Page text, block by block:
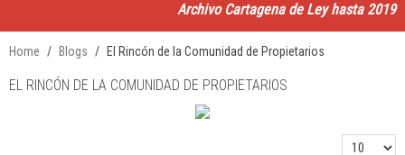
Archivo Cartagena de Ley hasta 2019
Home Blogs El Rincón de la Comunidad de Propietarios
EL RINCÓN DE LA COMUNIDAD DE PROPIETARIOS
Cantidad